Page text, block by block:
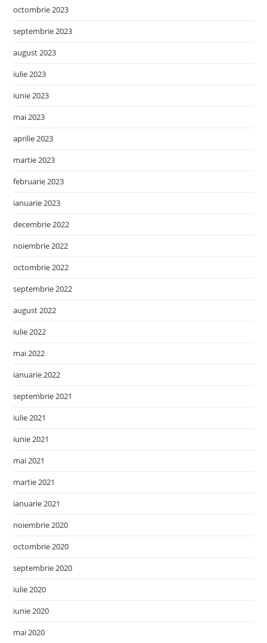
octombrie 2023
septembrie 2023
august 2023
iulie 2023
iunie 2023
mai 2023
aprilie 2023
martie 2023
februarie 2023
ianuarie 2023
decembrie 2022
noiembrie 2022
octombrie 2022
septembrie 2022
august 2022
iulie 2022
mai 2022
ianuarie 2022
septembrie 2021
iulie 2021
iunie 2021
mai 2021
martie 2021
ianuarie 2021
noiembrie 2020
octombrie 2020
septembrie 2020
iulie 2020
iunie 2020
mai 2020